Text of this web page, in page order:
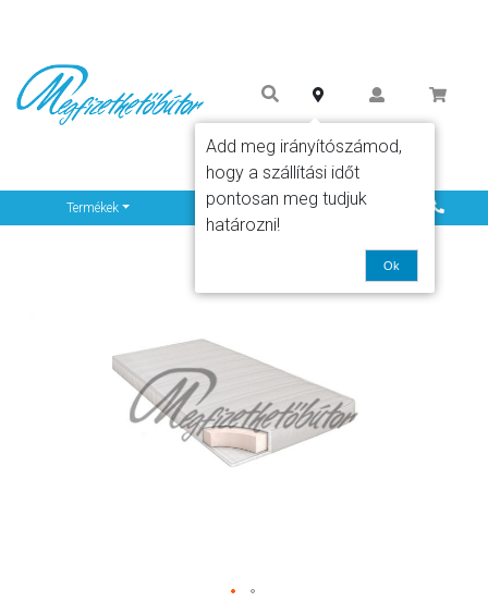
Termékek Info
Add meg irányítószámod,
hogy a szállítási időt
pontosan meg tudjuk
határozni!
Ok